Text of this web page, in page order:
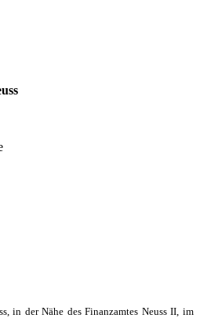
in der Nähe des Finanzamtes Neuss II, im